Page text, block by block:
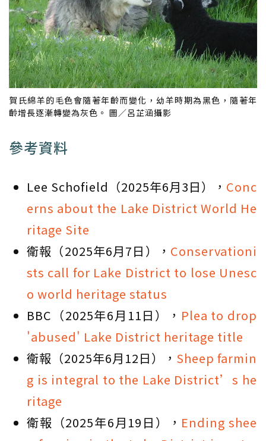
賀氏綿羊的毛色會隨著年齡而變化，幼羊時期為黑色，隨著年
齡增長逐漸轉變為灰色。 圖／呂芷涵攝影
參考資料
Lee Schofield（2025年6月3日）， Conc
erns about the Lake District World He
ritage Site
衛報（2025年6月7日）， Conservationi
sts call for Lake District to lose Unesc
o world heritage status
BBC（2025年6月11日）， Plea to drop
'abused' Lake District heritage title
衛報（2025年6月12日）， Sheep farmin
g is integral to the Lake District’s he
ritage
衛報（2025年6月19日）， Ending shee